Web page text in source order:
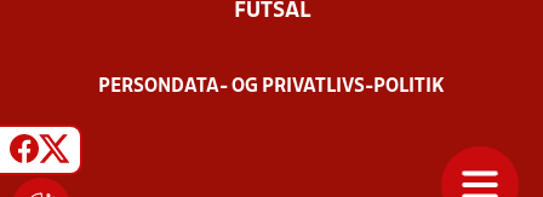
FUTSAL
PERSONDATA- OG PRIVATLIVS-POLITIK